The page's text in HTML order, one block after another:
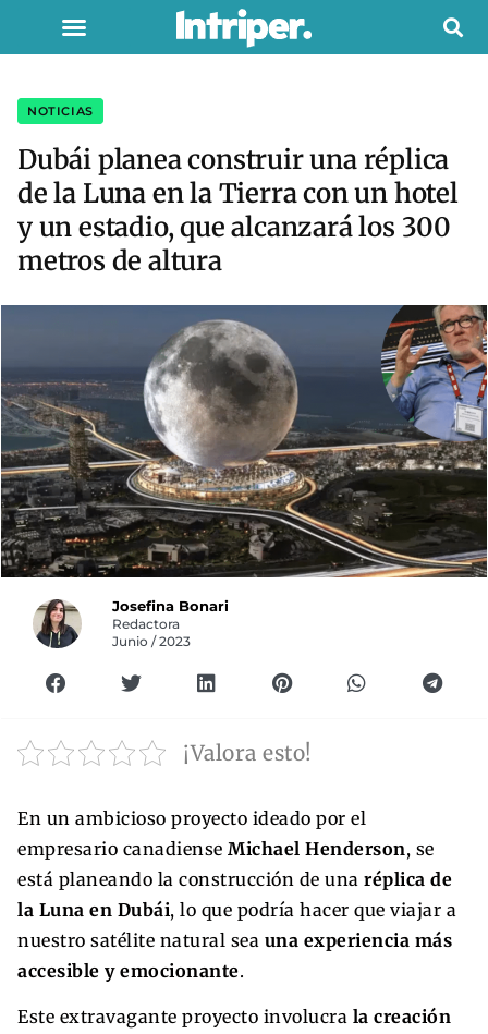
NOTICIAS
Dubái planea construir una réplica
de la Luna en la Tierra con un hotel
y un estadio, que alcanzará los 300
metros de altura
Josefina Bonari
Redactora
Junio / 2023
¡Valora esto!
En un ambicioso proyecto ideado por el
empresario canadiense Michael Henderson, se
está planeando la construcción de una réplica de
la Luna en Dubái, lo que podría hacer que viajar a
nuestro satélite natural sea una experiencia más
accesible y emocionante.
Este extravagante proyecto involucra la creación